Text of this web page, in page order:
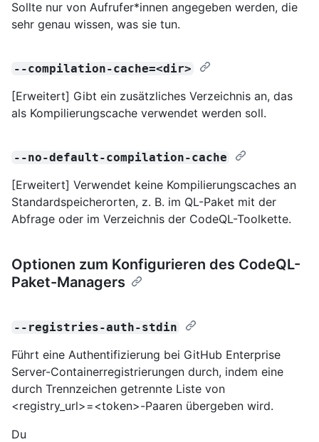
Sollte nur von Aufrufer*innen angegeben werden, die
sehr genau wissen, was sie tun.
--compilation-cache=<dir>
[Erweitert] Gibt ein zusätzliches Verzeichnis an, das
als Kompilierungscache verwendet werden soll.
--no-default-compilation-cache
[Erweitert] Verwendet keine Kompilierungscaches an
Standardspeicherorten, z. B. im QL-Paket mit der
Abfrage oder im Verzeichnis der CodeQL-Toolkette.
Optionen zum Konfigurieren des CodeQL-
Paket-Managers
--registries-auth-stdin
Führt eine Authentifizierung bei GitHub Enterprise
Server-Containerregistrierungen durch, indem eine
durch Trennzeichen getrennte Liste von
<registry_url>=<token>-Paaren übergeben wird.
Du